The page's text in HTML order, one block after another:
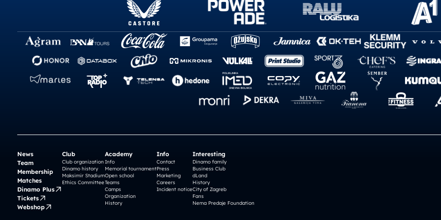
News
Team
Membership
Matches
Dinamo Plus
Tickets
Webshop
Club
Club organization
Dinamo history
Maksimir Stadium
Ethics Committee
Academy
Info
Memorial tournament
Open school
Teams
Camps
Organization
History
Info
Contact
Press
Marketing
Careers
Incident notice
Interesting
Dinamo family
Business Club
dLand
History
City of Zagreb
Fans
Nema Predaje Foundation